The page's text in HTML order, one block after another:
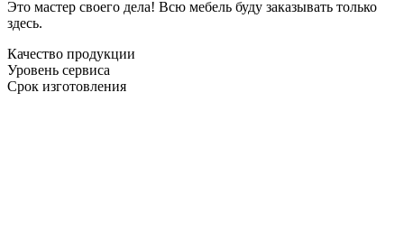
Это мастер своего дела! Всю мебель буду заказывать только
здесь.
Качество продукции
Уровень сервиса
Срок изготовления